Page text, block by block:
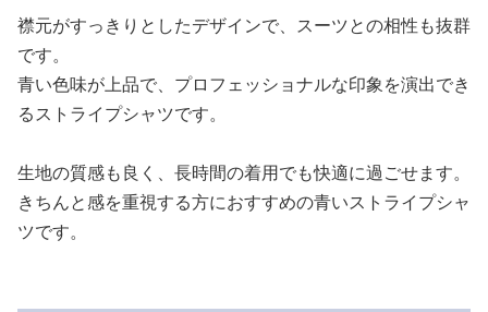
襟元がすっきりとしたデザインで、スーツとの相性も抜群
です。
青い色味が上品で、プロフェッショナルな印象を演出でき
るストライプシャツです。
生地の質感も良く、長時間の着用でも快適に過ごせます。
きちんと感を重視する方におすすめの青いストライプシャ
ツです。